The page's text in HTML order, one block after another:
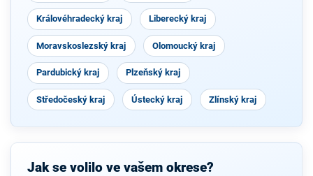
Královéhradecký kraj Liberecký kraj
Moravskoslezský kraj Olomoucký kraj
Pardubický kraj Plzeňský kraj
Středočeský kraj Ústecký kraj Zlínský kraj
Jak se volilo ve vašem okrese?